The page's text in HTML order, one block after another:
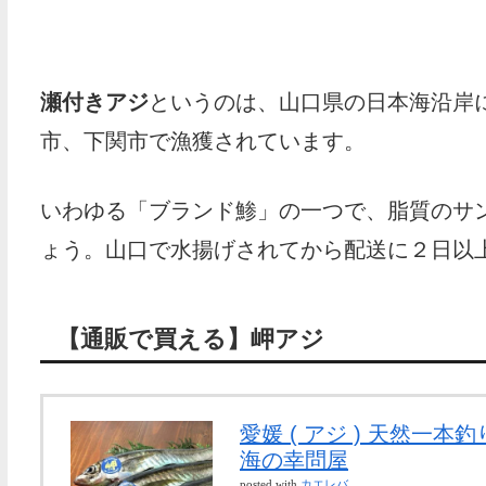
瀬付きアジというのは、山口県の日本海沿岸
市、下関市で漁獲されています。
いわゆる「ブランド鯵」の一つで、脂質の
ょう。山口で水揚げされてから配送に２日
【通販で買える】岬アジ
愛媛 ( アジ ) 天然一本釣
海の幸問屋